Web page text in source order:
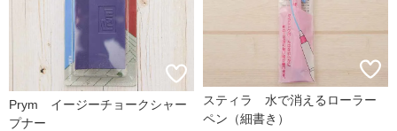
Prym イージーチョークシャー
プナー
スティラ 水で消えるローラー
ペン（細書き）